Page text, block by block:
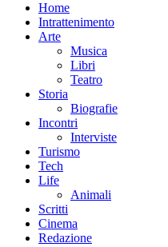
Home
Intrattenimento
Arte
Musica
Libri
Teatro
Storia
Biografie
Incontri
Interviste
Turismo
Tech
Life
Animali
Scritti
Cinema
Redazione